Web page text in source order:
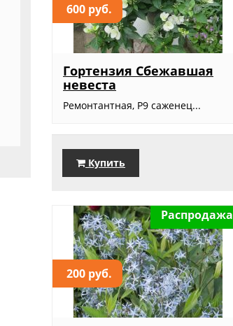
600 руб.
Гортензия Сбежавшая
невеста
Ремонтантная, Р9 саженец...
Купить
200 руб.
Распродажа